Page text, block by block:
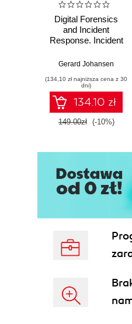
Digital Forensics
and Incident
Response. Incident
and techniques for
threat response -
Fourth Edition
Gerard Johansen
(134,10 zł najniższa cena z 30
dni)
134.10 zł
149.00zł (-10%)